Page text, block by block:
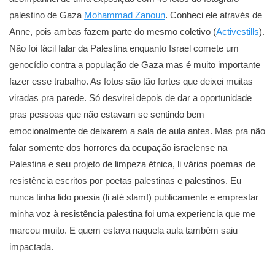
palestino de Gaza Mohammad Zanoun. Conheci ele através de
Anne, pois ambas fazem parte do mesmo coletivo (Activestills).
Não foi fácil falar da Palestina enquanto Israel comete um
genocídio contra a população de Gaza mas é muito importante
fazer esse trabalho. As fotos são tão fortes que deixei muitas
viradas pra parede. Só desvirei depois de dar a oportunidade
pras pessoas que não estavam se sentindo bem
emocionalmente de deixarem a sala de aula antes. Mas pra não
falar somente dos horrores da ocupação israelense na
Palestina e seu projeto de limpeza étnica, li vários poemas de
resistência escritos por poetas palestinas e palestinos. Eu
nunca tinha lido poesia (li até slam!) publicamente e emprestar
minha voz à resistência palestina foi uma experiencia que me
marcou muito. E quem estava naquela aula também saiu
impactada.